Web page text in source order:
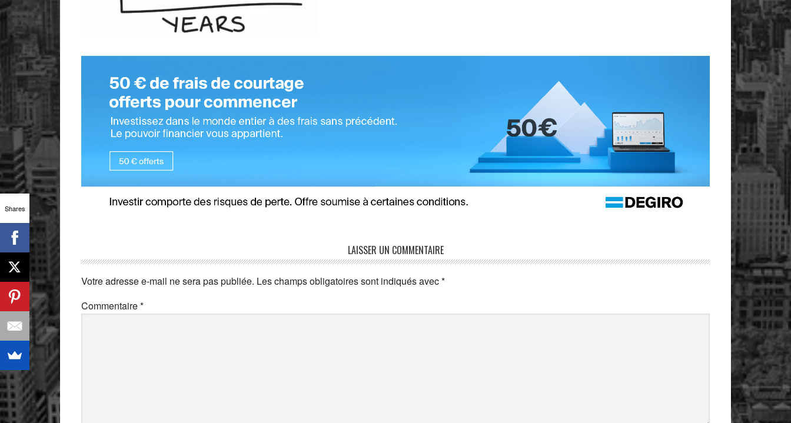
LAISSER UN COMMENTAIRE
Votre adresse e-mail ne sera pas publiée. Les champs obligatoires sont indiqués avec*
Commentaire*
Shares